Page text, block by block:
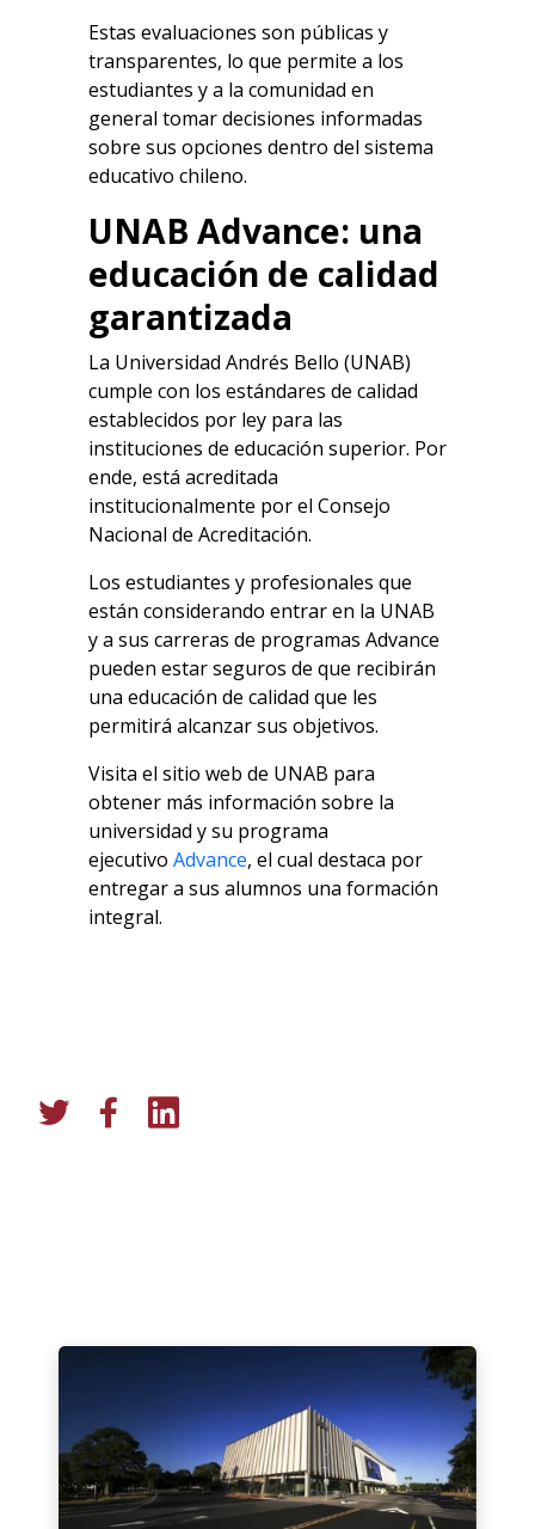
Estas evaluaciones son públicas y
transparentes, lo que permite a los
estudiantes y a la comunidad en
general tomar decisiones informadas
sobre sus opciones dentro del sistema
educativo chileno.
UNAB Advance: una
educación de calidad
garantizada
La Universidad Andrés Bello (UNAB)
cumple con los estándares de calidad
establecidos por ley para las
instituciones de educación superior. Por
ende, está acreditada
institucionalmente por el Consejo
Nacional de Acreditación.
Los estudiantes y profesionales que
están considerando entrar en la UNAB
y a sus carreras de programas Advance
pueden estar seguros de que recibirán
una educación de calidad que les
permitirá alcanzar sus objetivos.
Visita el sitio web de UNAB para
obtener más información sobre la
universidad y su programa
ejecutivo Advance, el cual destaca por
entregar a sus alumnos una formación
integral.